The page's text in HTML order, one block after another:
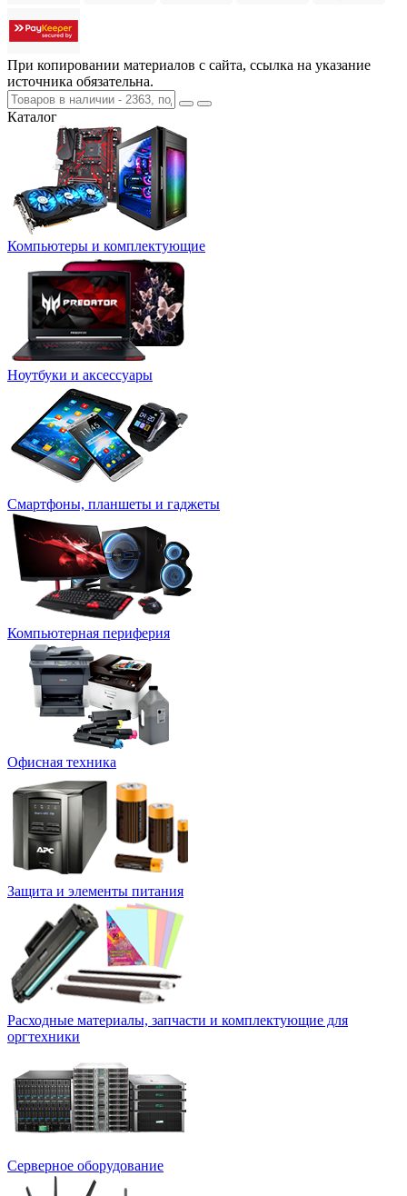
При копировании материалов с сайта, ссылка на указание
источника обязательна.
Каталог
Компьютеры и комплектующие
Ноутбуки и аксессуары
Смартфоны, планшеты и гаджеты
Компьютерная периферия
Офисная техника
Защита и элементы питания
Расходные материалы, запчасти и комплектующие для
оргтехники
Серверное оборудование